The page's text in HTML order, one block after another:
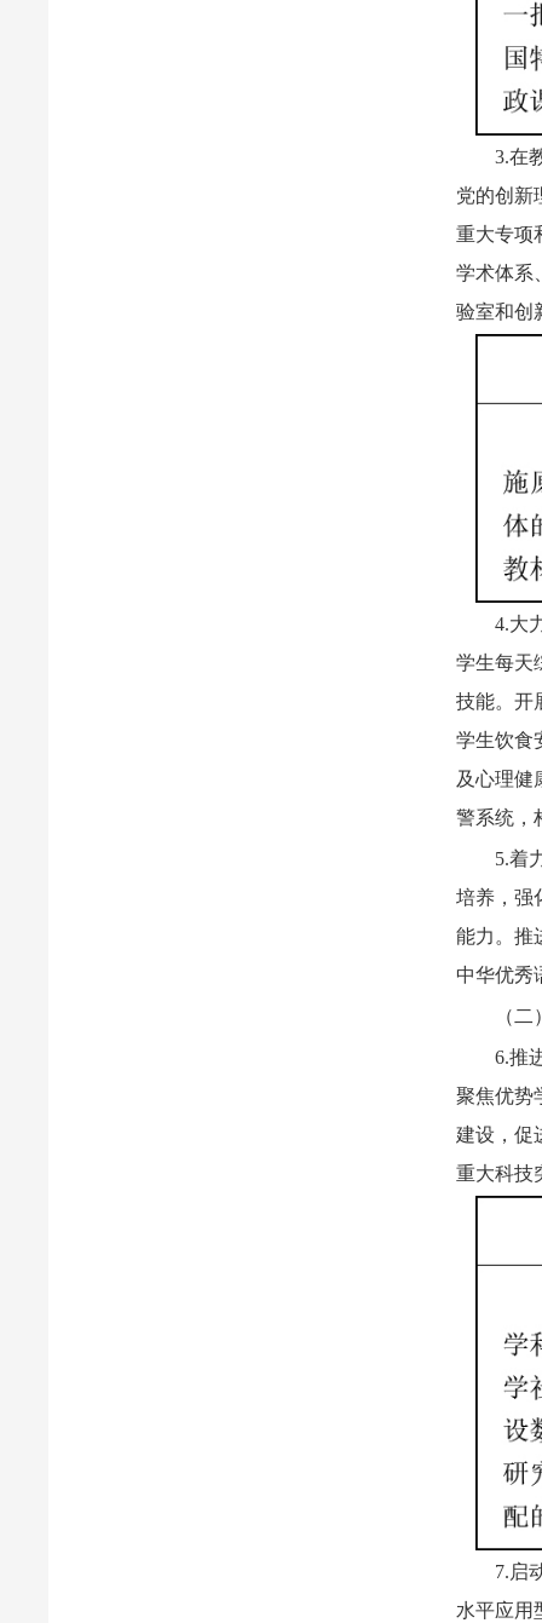
3.在
党的创新
重大专项
学术体系
验室和创
4.大
学生每天
技能。开
学生饮食
及心理健
警系统，
5.着
培养，强
能力。推
中华优秀
（
6.推
聚焦优势
建设，促
重大科技
7.启
水平应用